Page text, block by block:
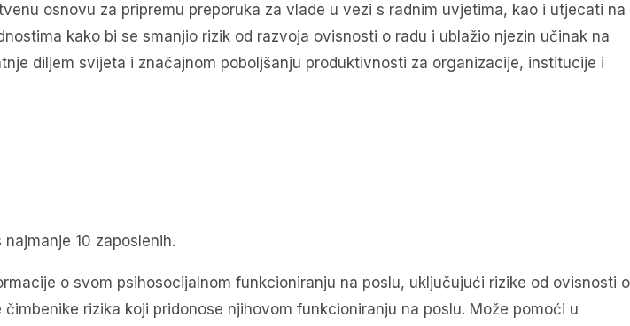
osnovu za pripremu preporuka za vlade u vezi s radnim uvjetima, kao i utjecati na
kako bi se smanjio rizik od razvoja ovisnosti o radu i ublažio njezin učinak na
diljem svijeta i značajnom poboljšanju produktivnosti za organizacije, institucije i
10 zaposlenih.
o svom psihosocijalnom funkcioniranju na poslu, uključujući rizike od ovisnosti o
rizika koji pridonose njihovom funkcioniranju na poslu. Može pomoći u